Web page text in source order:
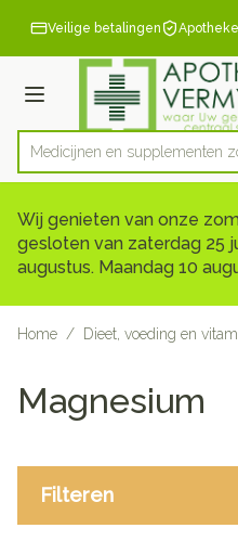
Veilige betalingen
Menu
Product, merk, categorie...
Medicijnen en suppleme
Wij genieten van onze
gesloten van zaterdag 25
augustus. Maandag 10
Home / Dieet, voeding en
Magnesium
Filteren